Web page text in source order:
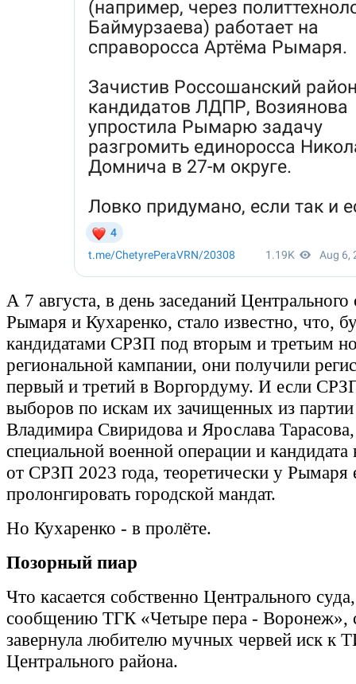
А 7 августа, в день заседаний
Рымаря и Кухаренко, стало известно, что,
кандидатами СРЗП под вторым и третьим
региональной кампании, они получили
первый и третий в Воргордуму. И если
выборов по искам их зачищенных из
Владимира Свиридова и Ярослава
специальной военной операции и кандидата
от СРЗП 2023 года, теоретически у Рымаря
пролонгировать городской мандат.
Но Кухаренко - в пролёте.
Позорный пиар
Что касается собственно Центрального
сообщению ТГК «Четыре пера - Воронеж»,
завернула любителю мучных червей иск к
Центрального района.